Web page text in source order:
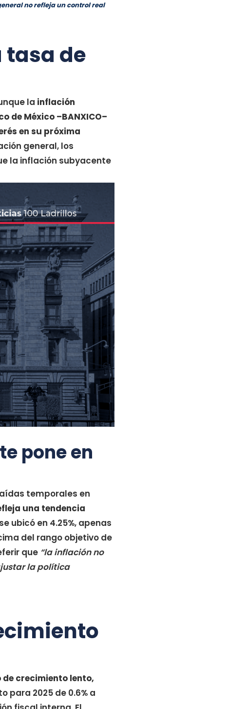
no refleja un control real
tasa de
la inflación
de México –BANXICO–
en su próxima
general, los
la inflación subyacente
pone en
temporales en
una tendencia
ubicó en 4.25%, apenas
del rango objetivo de
que “la inflación no
la política
crecimiento lento,
para 2025 de 0.6% a